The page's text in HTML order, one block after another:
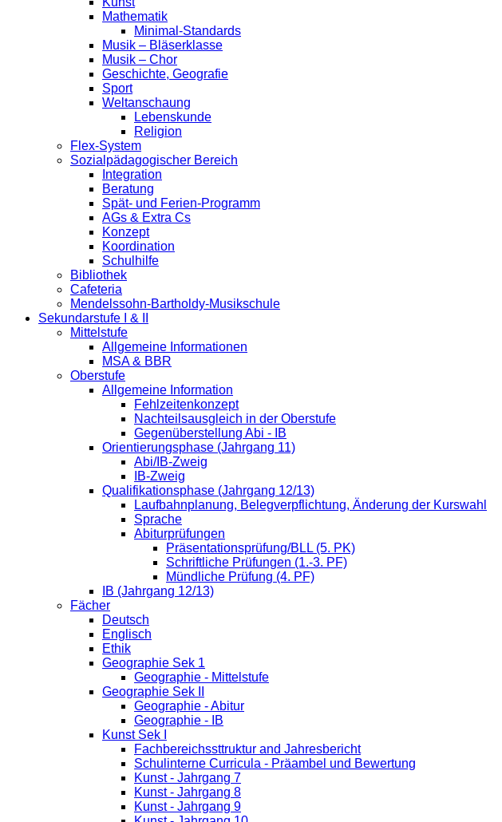
Mathematik
Minimal-Standards
Musik – Bläserklasse
Musik – Chor
Geschichte, Geografie
Sport
Weltanschaung
Lebenskunde
Religion
Flex-System
Sozialpädagogischer Bereich
Integration
Beratung
Spät- und Ferien-Programm
AGs & Extra Cs
Konzept
Koordination
Schulhilfe
Bibliothek
Cafeteria
Mendelssohn-Bartholdy-Musikschule
Sekundarstufe I & II
Mittelstufe
Allgemeine Informationen
MSA & BBR
Oberstufe
Allgemeine Information
Fehlzeitenkonzept
Nachteilsausgleich in der Oberstufe
Gegenüberstellung Abi - IB
Orientierungsphase (Jahrgang 11)
Abi/IB-Zweig
IB-Zweig
Qualifikationsphase (Jahrgang 12/13)
Laufbahnplanung, Belegverpflichtung, Änderung der Kurswahl
Sprache
Abiturprüfungen
Präsentationsprüfung/BLL (5. PK)
Schriftliche Prüfungen (1.-3. PF)
Mündliche Prüfung (4. PF)
IB (Jahrgang 12/13)
Fächer
Deutsch
Englisch
Ethik
Geographie Sek 1
Geographie - Mittelstufe
Geographie Sek II
Geographie - Abitur
Geographie - IB
Kunst Sek I
Fachbereichssttruktur and Jahresbericht
Schulinterne Curricula - Präambel und Bewertung
Kunst - Jahrgang 7
Kunst - Jahrgang 8
Kunst - Jahrgang 9